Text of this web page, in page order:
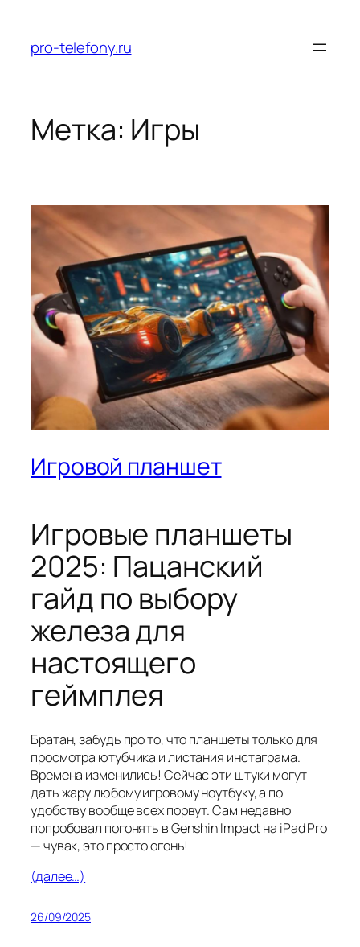
содержимому
pro-telefony.ru
Метка: Игры
Игровой планшет
Игровые планшеты
2025: Пацанский
гайд по выбору
железа для
настоящего
геймплея
Братан, забудь про то, что планшеты только для
просмотра ютубчика и листания инстаграма.
Времена изменились! Сейчас эти штуки могут
дать жару любому игровому ноутбуку, а по
удобству вообще всех порвут. Сам недавно
попробовал погонять в Genshin Impact на iPad Pro
— чувак, это просто огонь!
(далее…)
26/09/2025